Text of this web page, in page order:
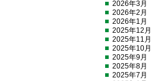
2026年3月
2026年2月
2026年1月
2025年12月
2025年11月
2025年10月
2025年9月
2025年8月
2025年7月